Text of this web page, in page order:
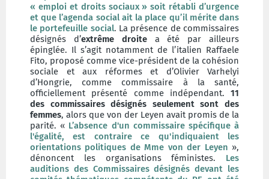
« emploi et droits sociaux » soit rétabli d’urgence
et que l’agenda social ait la place qu’il mérite dans
le portefeuille social. La présence de commissaires
désignés d’extrême droitea été par ailleurs
épinglée. Il s’agit notamment de l’italien Raffaele
Fito, proposé comme vice-président de la cohésion
sociale et aux réformes et d’Olivier Varhelyi
d’Hongrie, comme commissaire à la santé,
officiellement présenté comme indépendant. 11
des commissaires désignés seulement sont des
femmes, alors que von der Leyen avait promis de la
parité. « L’absence d'un commissaire spécifique à
l'égalité, est contraire ce qu'indiquaient les
orientations politiques de Mme von der Leyen »,
dénoncent les organisations féministes. Les
auditions des Commissaires désignés devant les